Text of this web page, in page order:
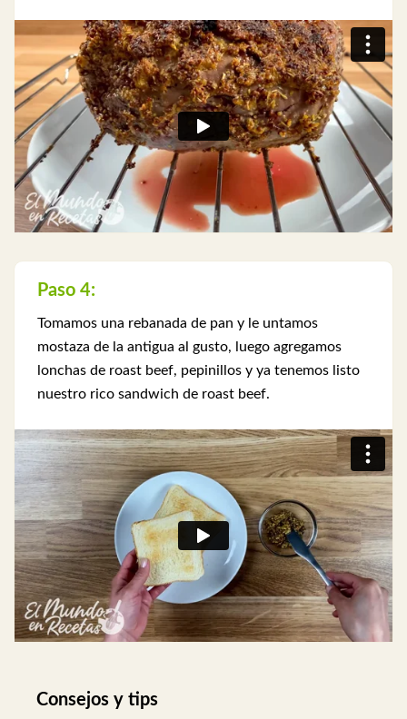
Paso 4:
Tomamos una rebanada de pan y le untamos
mostaza de la antigua al gusto, luego agregamos
lonchas de roast beef, pepinillos y ya tenemos listo
nuestro rico sandwich de roast beef.
Consejos y tips